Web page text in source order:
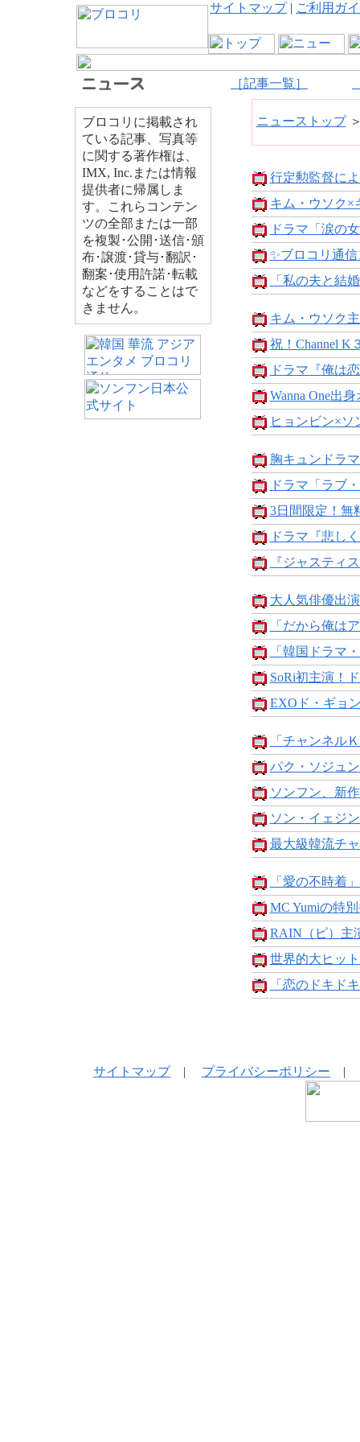
サイトマップ| ご利用ガ
［記事一覧］
ブロコリに掲載され
ている記事、写真等
に関する著作権は、
IMX, Inc.または情報
提供者に帰属しま
す。これらコンテン
ツの全部または一部
を複製･公開･送信･頒
布･譲渡･貸与･翻訳･
翻案･使用許諾･転載
などをすることはで
きません。
ニューストップ
行定勲監督に
キム・ウソク×
ドラマ「涙の
✨ブロコリ通信
「私の夫と結
キム・ウソク
祝！Channel K
ドラマ『俺は
Wanna One出
ヒョンビン×ソ
胸キュンドラ
ドラマ「ラブ
3日間限定！無
ドラマ『悲し
『ジャスティ
大人気俳優出
「だから俺は
「韓国ドラマ
SoRi初主演！
EXOド・ギョ
「チャンネル
パク・ソジュ
ソンフン、新
ソン・イェジ
最大級韓流チ
「愛の不時着
MC Yumiの特
RAIN（ピ）主
世界的大ヒッ
「恋のドキド
サイトマップ| プライバシーポリシー